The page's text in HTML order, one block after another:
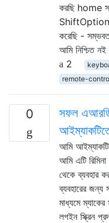
করছি home
করেছি -
আমি নিশ্চিত
2
remote-
0
সফল
আমি
আমি এটি
থেকে ব্যবহার
ব্যবহারের জন্য
মাধ্যমে
লগইন স্ক্রিন